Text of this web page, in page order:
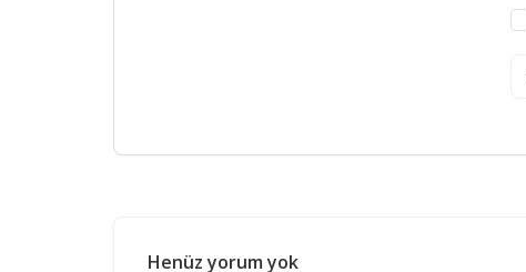
Henüz yorum yok